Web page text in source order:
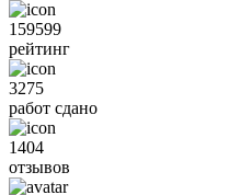
159599
рейтинг
3275
работ сдано
1404
отзывов